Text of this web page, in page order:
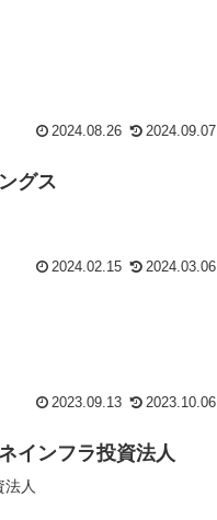
2024.08.26 2024.09.07
グス
2024.02.15 2024.03.06
2023.09.13 2023.10.06
インフラ投資法人
人